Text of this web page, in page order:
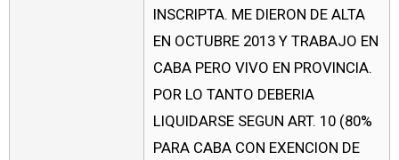
INSCRIPTA. ME DIERON DE ALTA
EN OCTUBRE 2013 Y TRABAJO EN
CABA PERO VIVO EN PROVINCIA.
POR LO TANTO DEBERIA
LIQUIDARSE SEGUN ART. 10 (80%
PARA CABA CON EXENCION DE